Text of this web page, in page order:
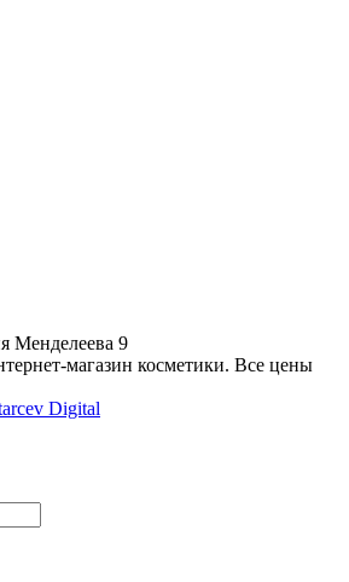
Менделеева 9
магазин косметики. Все цены
Digital